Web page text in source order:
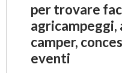
per trovare
camper,
eventi